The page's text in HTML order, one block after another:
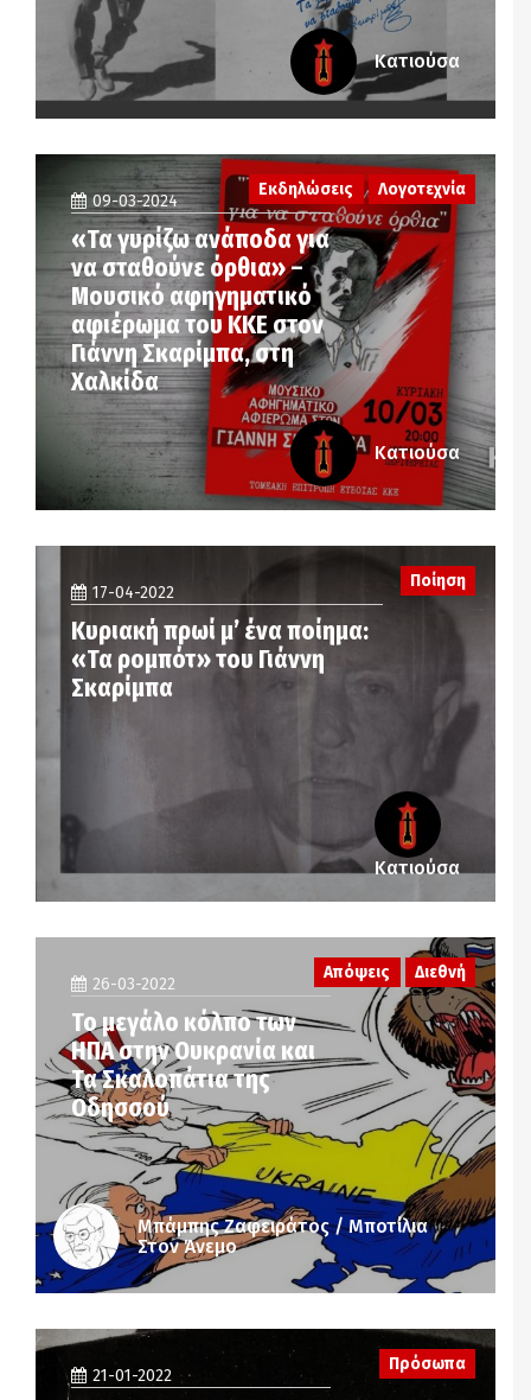
Κατιούσα
09-03-2024
«Τα γυρίζω ανάποδα για
να σταθούνε όρθια» –
Μουσικό αφηγηματικό
αφιέρωμα του ΚΚΕ στον
Γιάννη Σκαρίμπα, στη
Χαλκίδα
Εκδηλώσεις Λογοτεχνία
Κατιούσα
Ποίηση
17-04-2022
Κυριακή πρωί μ’ ένα ποίημα:
«Τα ρομπότ» του Γιάννη
Σκαρίμπα
Κατιούσα
26-03-2022
Το μεγάλο κόλπο των
ΗΠΑ στην Ουκρανία και
Τα Σκαλοπάτια της
Οδησσού
Απόψεις Διεθνή
Μπάμπης Ζαφειράτος / Μποτίλια
Στον Άνεμο
21-01-2022
Πρόσωπα